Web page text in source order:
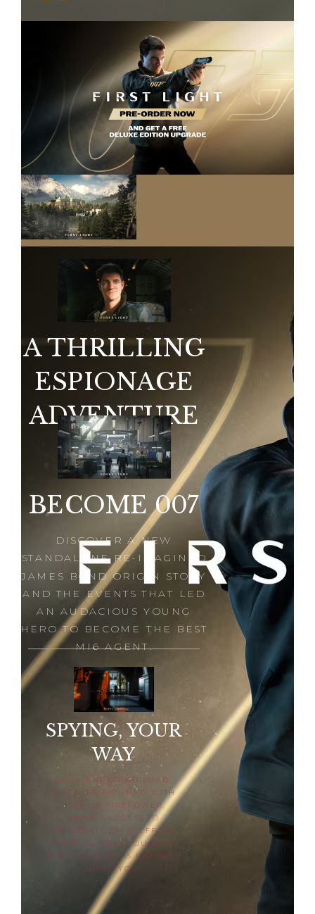
A THRILLING
ESPIONAGE
ADVENTURE
BECOME 007
DISCOVER A NEW
STANDALONE RE-IMAGINED
JAMES BOND ORIGIN STORY
AND THE EVENTS THAT LED
AN AUDACIOUS YOUNG
HERO TO BECOME THE BEST
MI6 AGENT.
SPYING, YOUR
WAY
GO SILENT OR GO LOUD.
WHETHER FIGHTING WITH
FISTS OR FIREPOWER,
USING GADGETS TO
INFILTRATE OR BLUFFING
YOUR WAY PAST GUARDS,
THE APPROACH IS ENTIRELY
UP TO YOU.